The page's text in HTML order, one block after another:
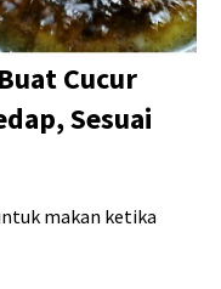
Cucur
Sesuai
makan ketika